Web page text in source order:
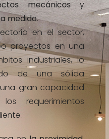
mecánicosy
medida.
en el sector,
proyectos en una
industriales, lo
de una sólida
gran capacidad
requerimientos